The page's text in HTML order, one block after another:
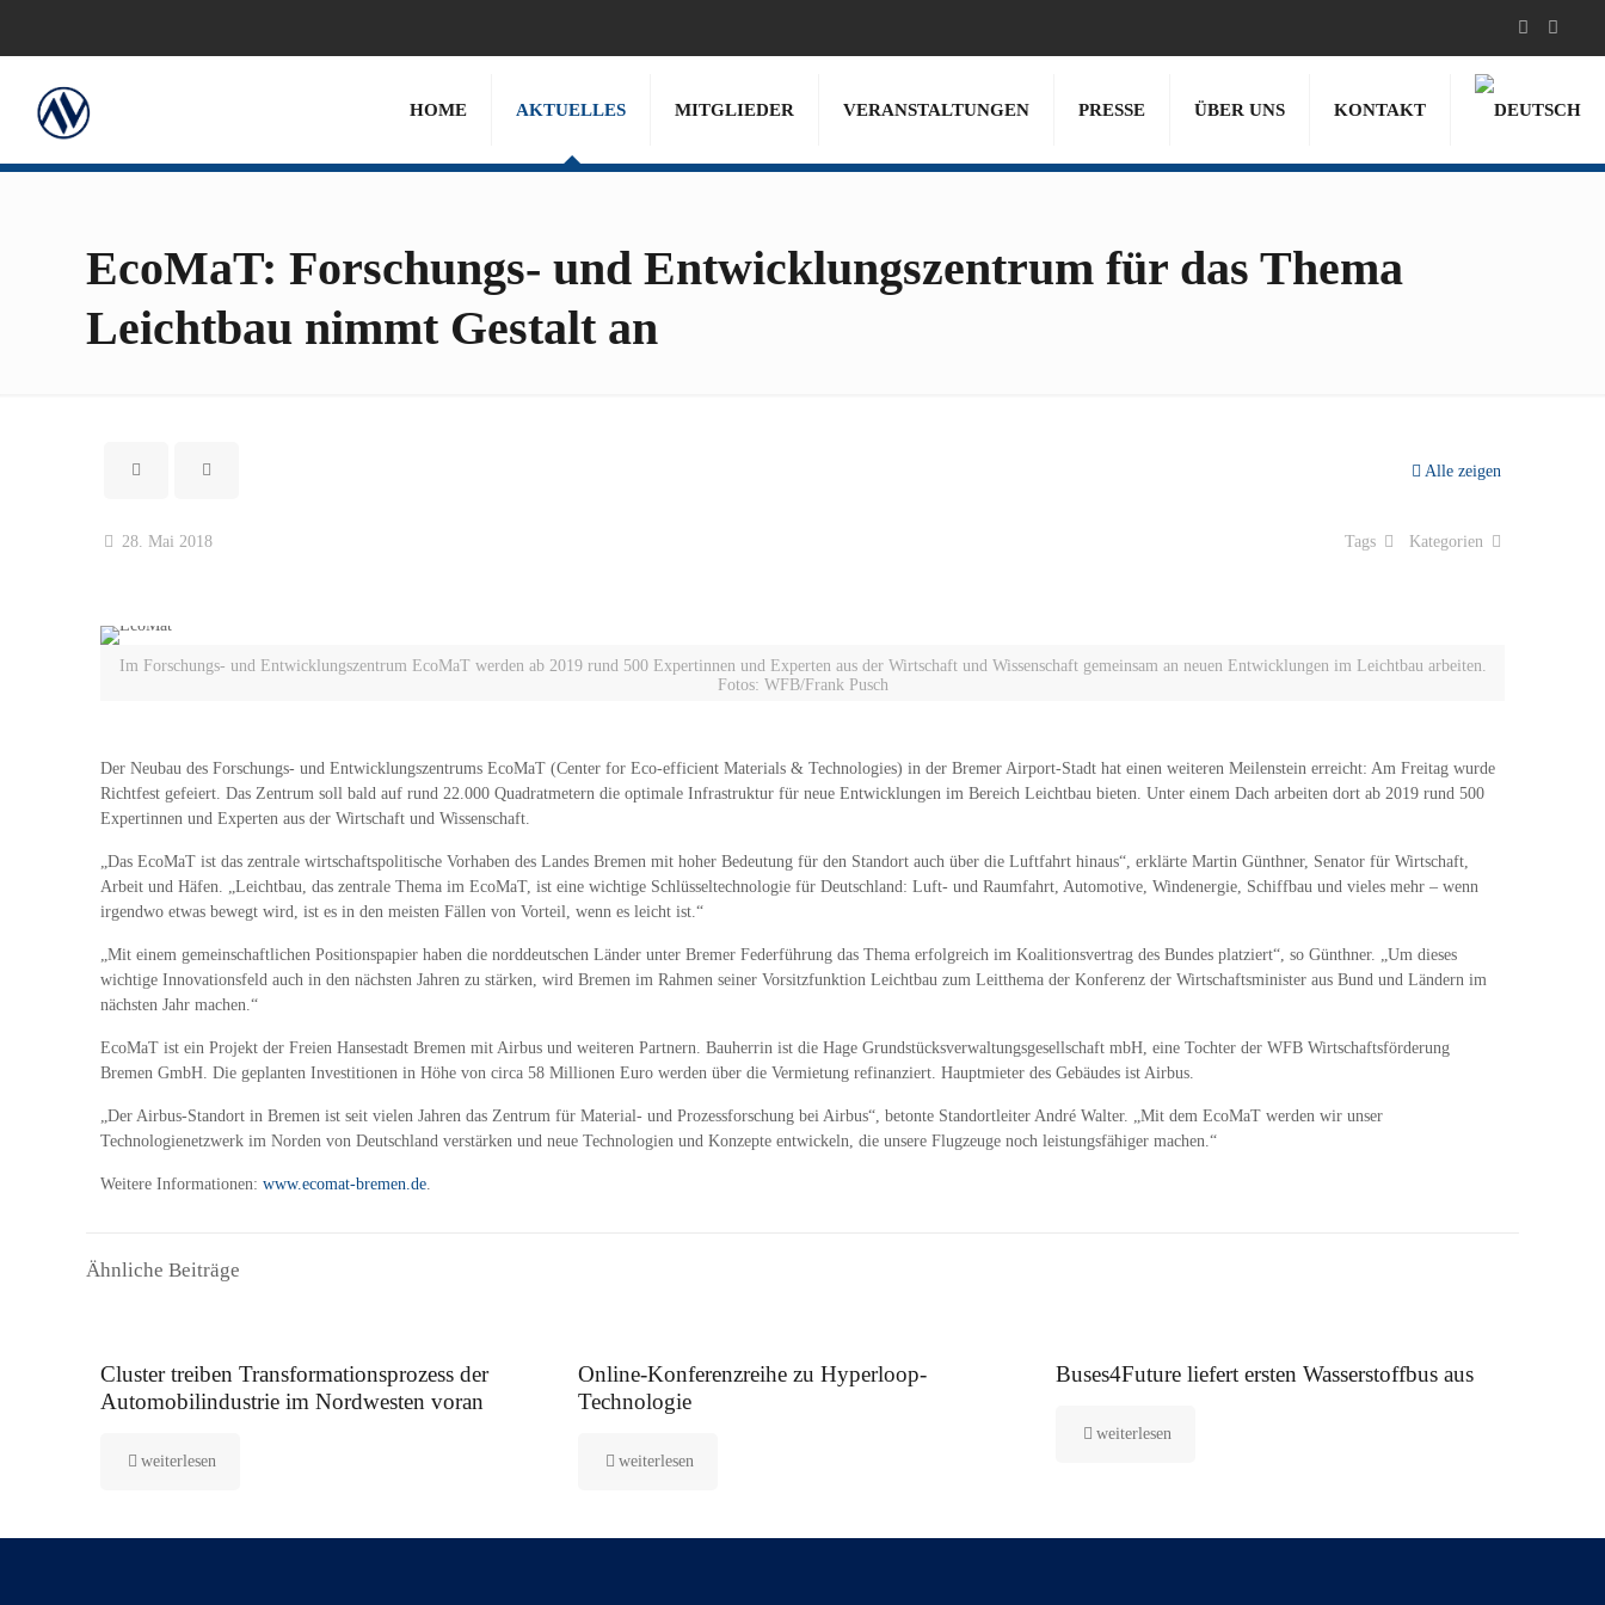
HOME AKTUELLES MITGLIEDER VERANSTALTUNGEN PRESSE ÜBER UNS KONTAKT
EcoMaT: Forschungs- und Entwicklungszentrum für das Thema
Leichtbau nimmt Gestalt an
Alle zeigen
28. Mai 2018 Kategorien
Tags
Im Forschungs- und Entwicklungszentrum EcoMaT werden ab 2019 rund 500 Expertinnen und Experten aus der Wirtschaft und Wissenschaft gemeinsam an neuen Entwicklungen im Leichtbau arbeiten.
Fotos: WFB/Frank Pusch
Der Neubau des Forschungs- und Entwicklungszentrums EcoMaT (Center for Eco-efficient Materials & Technologies) in der Bremer Airport-Stadt hat einen weiteren Meilenstein erreicht: Am Freitag wurde
Richtfest gefeiert. Das Zentrum soll bald auf rund 22.000 Quadratmetern die optimale Infrastruktur für neue Entwicklungen im Bereich Leichtbau bieten. Unter einem Dach arbeiten dort ab 2019 rund 500
Expertinnen und Experten aus der Wirtschaft und Wissenschaft.
„Das EcoMaT ist das zentrale wirtschaftspolitische Vorhaben des Landes Bremen mit hoher Bedeutung für den Standort auch über die Luftfahrt hinaus“, erklärte Martin Günthner, Senator für Wirtschaft,
Arbeit und Häfen. „Leichtbau, das zentrale Thema im EcoMaT, ist eine wichtige Schlüsseltechnologie für Deutschland: Luft- und Raumfahrt, Automotive, Windenergie, Schiffbau und vieles mehr – wenn
irgendwo etwas bewegt wird, ist es in den meisten Fällen von Vorteil, wenn es leicht ist.“
„Mit einem gemeinschaftlichen Positionspapier haben die norddeutschen Länder unter Bremer Federführung das Thema erfolgreich im Koalitionsvertrag des Bundes platziert“, so Günthner. „Um dieses
wichtige Innovationsfeld auch in den nächsten Jahren zu stärken, wird Bremen im Rahmen seiner Vorsitzfunktion Leichtbau zum Leitthema der Konferenz der Wirtschaftsminister aus Bund und Ländern im
nächsten Jahr machen.“
EcoMaT ist ein Projekt der Freien Hansestadt Bremen mit Airbus und weiteren Partnern. Bauherrin ist die Hage Grundstücksverwaltungsgesellschaft mbH, eine Tochter der WFB Wirtschaftsförderung
Bremen GmbH. Die geplanten Investitionen in Höhe von circa 58 Millionen Euro werden über die Vermietung refinanziert. Hauptmieter des Gebäudes ist Airbus.
„Der Airbus-Standort in Bremen ist seit vielen Jahren das Zentrum für Material- und Prozessforschung bei Airbus“, betonte Standortleiter André Walter. „Mit dem EcoMaT werden wir unser
Technologienetzwerk im Norden von Deutschland verstärken und neue Technologien und Konzepte entwickeln, die unsere Flugzeuge noch leistungsfähiger machen.“
Weitere Informationen: www.ecomat-bremen.de.
Ähnliche Beiträge
Cluster treiben Transformationsprozess der
Automobilindustrie im Nordwesten voran
weiterlesen
Online-Konferenzreihe zu Hyperloop-
Technologie
weiterlesen
Buses4Future liefert ersten Wasserstoffbus aus
weiterlesen